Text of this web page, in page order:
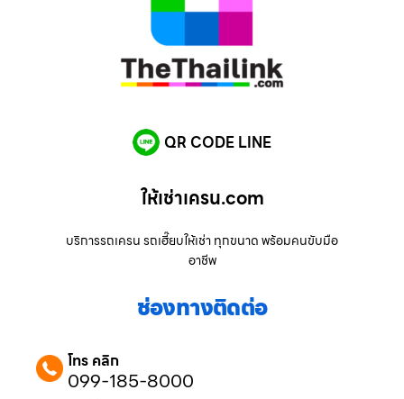
QR CODE LINE
ให้เช่าเครน.com
บริการรถเครน รถเฮี๊ยบให้เช่า ทุกขนาด พร้อมคนขับมือ
อาชีพ
ช่องทางติดต่อ
โทร คลิก
099-185-8000